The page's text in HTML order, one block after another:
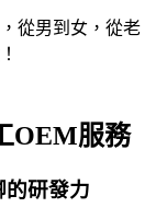
從男到女，從老
OEM服務
的研發力